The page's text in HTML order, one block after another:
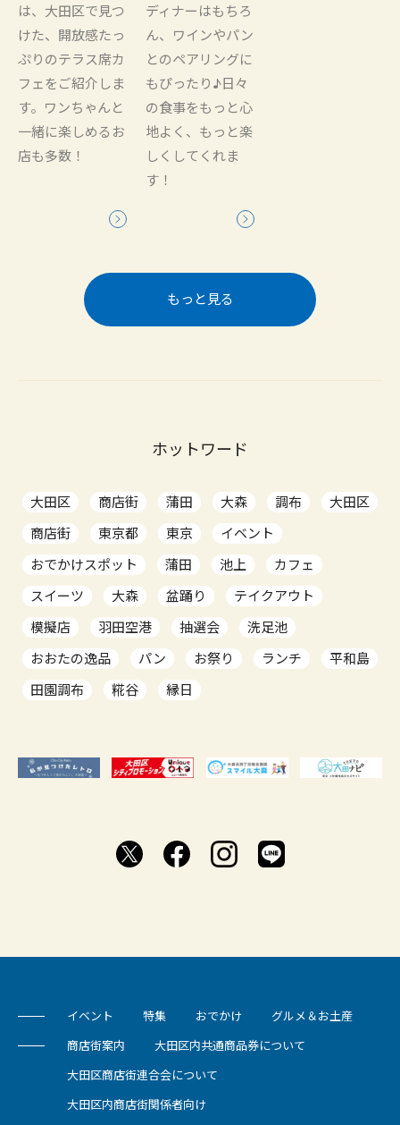
は、大田区で見つ
けた、開放感たっ
ぷりのテラス席カ
フェをご紹介しま
す。ワンちゃんと
一緒に楽しめるお
店も多数！
ディナーはもちろ
ん、ワインやパン
とのペアリングに
もぴったり♪日々
の食事をもっと心
地よく、もっと楽
しくしてくれま
す！
もっと見る
ホットワード
大田区 商店街 蒲田 大森 調布
大田区
商店街
東京都 東京
イベント
おでかけスポット
蒲田 池上
カフェ
スイーツ
大森 盆踊り
テイクアウト
模擬店
羽田空港 抽選会
洗足池
おおたの逸品
パン お祭り ランチ
平和島
田園調布
糀谷 縁日
イベント 特集 おでかけ グルメ＆お土産
商店街案内 大田区内共通商品券について
大田区商店街連合会について
大田区内商店街関係者向け